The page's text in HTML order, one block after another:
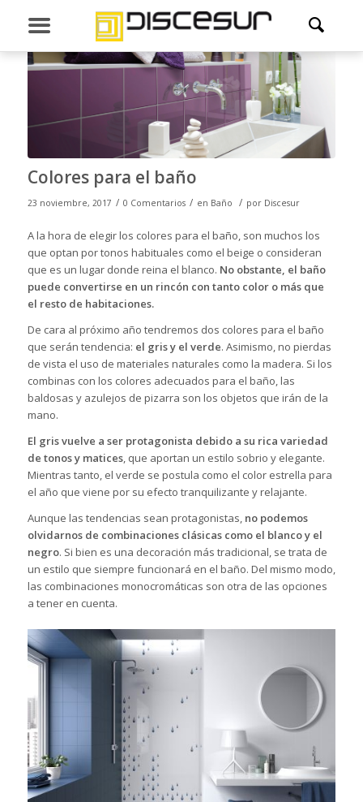
Colores para el baño
23 noviembre, 2017 / 0 Comentarios / en Baño / por Discesur
A la hora de elegir los colores para el baño, son muchos los
que optan por tonos habituales como el beige o consideran
que es un lugar donde reina el blanco. No obstante, el baño
puede convertirse en un rincón con tanto color o más que
el resto de habitaciones.
De cara al próximo año tendremos dos colores para el baño
que serán tendencia: el gris y el verde. Asimismo, no pierdas
de vista el uso de materiales naturales como la madera. Si los
combinas con los colores adecuados para el baño, las
baldosas y azulejos de pizarra son los objetos que irán de la
mano.
El gris vuelve a ser protagonista debido a su rica variedad
de tonos y matices, que aportan un estilo sobrio y elegante.
Mientras tanto, el verde se postula como el color estrella para
el año que viene por su efecto tranquilizante y relajante.
Aunque las tendencias sean protagonistas, no podemos
olvidarnos de combinaciones clásicas como el blanco y el
negro. Si bien es una decoración más tradicional, se trata de
un estilo que siempre funcionará en el baño. Del mismo modo,
las combinaciones monocromáticas son otra de las opciones
a tener en cuenta.